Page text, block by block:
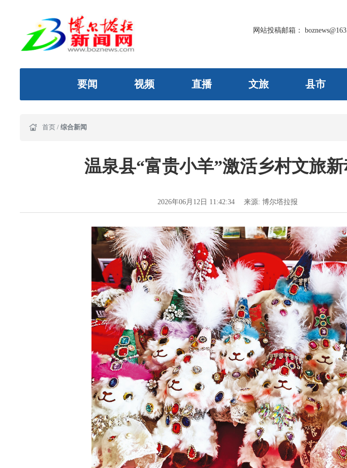
网站投稿邮箱：
要闻 视频 直播 文旅 县市
首页 / 综合新闻
温泉县“富贵小羊”激活乡村文旅
2026年06月12日 11:42:34 来源: 博尔塔拉报